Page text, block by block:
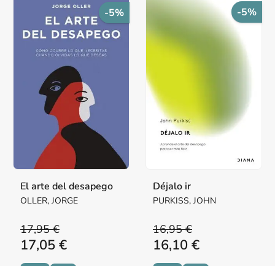
-5%
El arte del desapego
OLLER, JORGE
17,95 €
17,05 €
-5%
Déjalo ir
PURKISS, JOHN
16,95 €
16,10 €